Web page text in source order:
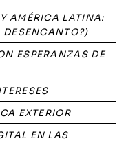
AMÉRICA LATINA:
ESPERANZAS DE
EXTERIOR
EN LAS